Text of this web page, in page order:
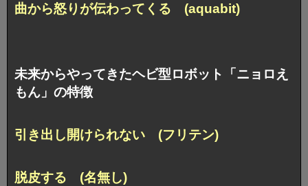
曲から怒りが伝わってくる (aquabit)
未来からやってきたヘビ型ロボット「ニョロえ
もん」の特徴
引き出し開けられない (フリテン)
脱皮する (名無し)